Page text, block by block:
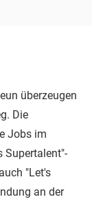
überzeugen
Die
Jobs im
Supertalent"-
"Let's
an der